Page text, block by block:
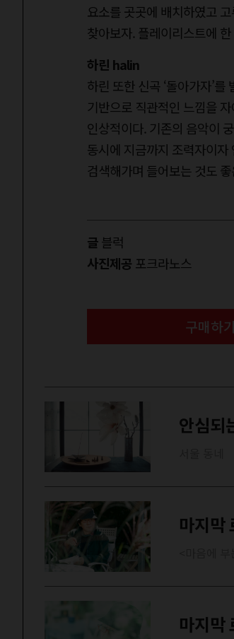
요소를 곳곳에 배치하였고
찾아보자. 플레이리스트에
하린 halin
하린 또한 신곡 ‘돌아가자’
기반으로 직관적인 느낌을
인상적이다. 기존의 음악이
동시에 지금까지 조력자이
검색해가며 들어보는 것도
글블럭
사진제공 포크라노스
구매하
안심되
마지막
마지막